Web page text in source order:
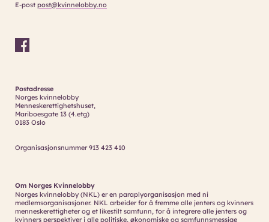
E-post post@kvinnelobby.no
Postadresse
Norges kvinnelobby
Menneskerettighetshuset,
Mariboesgate 13 (4.etg)
0183 Oslo
Organisasjonsnummer 913 423 410
Om Norges Kvinnelobby
Norges kvinnelobby (NKL) er en paraplyorganisasjon med ni
medlemsorganisasjoner. NKL arbeider for å fremme alle jenters og kvinners
menneskerettigheter og et likestilt samfunn, for å integrere alle jenters og
kvinners perspektiver i alle politiske, økonomiske og samfunnsmessige